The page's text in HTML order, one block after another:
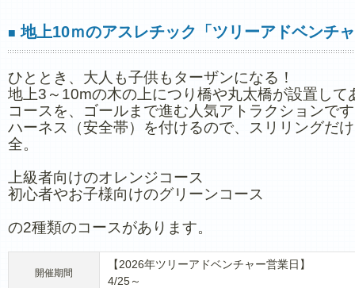
■ 地上10ｍのアスレチック「ツリーアドベンチ
ひととき、大人も子供もターザンになる！
地上3～10mの木の上につり橋や丸太橋が設置して
コースを、ゴールまで進む人気アトラクションで
ハーネス（安全帯）を付けるので、スリリングだ
全。
上級者向けのオレンジコース
初心者やお子様向けのグリーンコース
の2種類のコースがあります。
開催期間
【2026年ツリーアドベンチャー営業日】
4/25～